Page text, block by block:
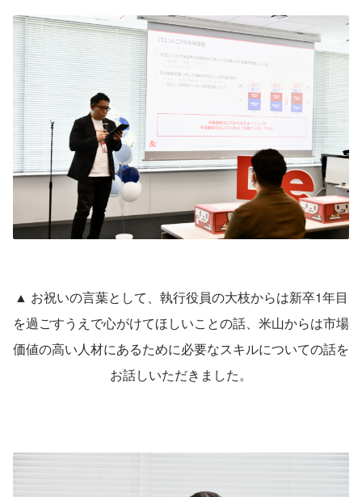
▲ お祝いの言葉として、執行役員の大枝からは新卒1年目
を過ごすうえで心がけてほしいことの話、米山からは市場
価値の高い人材にあるために必要なスキルについての話を
お話しいただきました。